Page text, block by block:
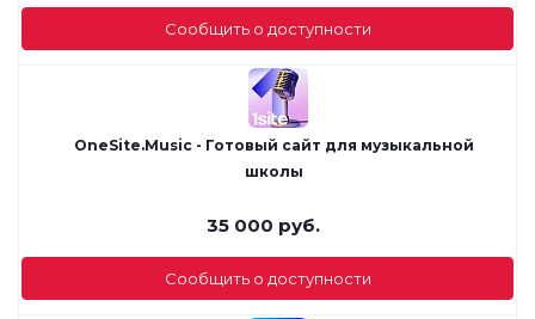
Сообщить о доступности
OneSite.Music - Готовый сайт для музыкальной
школы
35 000 руб.
Сообщить о доступности